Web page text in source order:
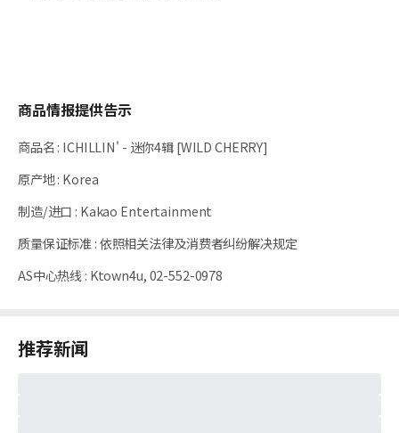
商品情报提供告示
商品名: ICHILLIN' - 迷你4辑 [WILD CHERRY]
原产地: Korea
制造/进口 : Kakao Entertainment
质量保证标准 :依照相关法律及消费者纠纷解决规定
AS中心热线 : Ktown4u, 02-552-0978
推荐新闻